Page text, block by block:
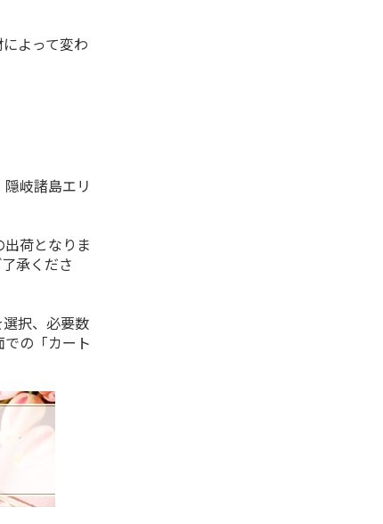
よって変わ
岐諸島エリ
荷となりま
承くださ
択、必要数
の「カート